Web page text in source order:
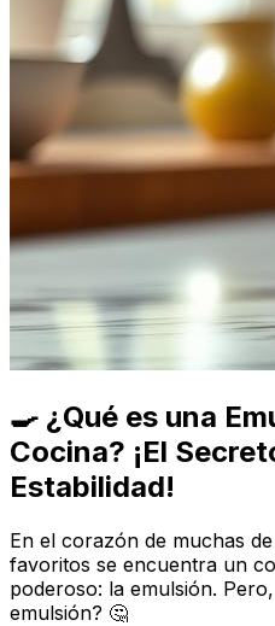
🍳 ¿Qué es una
Cocina? ¡El
Estabilidad!
En el corazón de muchas
favoritos se encuentra un
poderoso: la emulsión.
emulsión? 🤔